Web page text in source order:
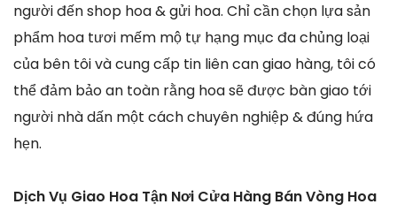
người đến shop hoa & gửi hoa. Chỉ cần chọn lựa sản
phẩm hoa tươi mếm mộ tự hạng mục đa chủng loại
của bên tôi và cung cấp tin liên can giao hàng, tôi có
thể đảm bảo an toàn rằng hoa sẽ được bàn giao tới
người nhà dấn một cách chuyên nghiệp & đúng hứa
hẹn.
Dịch Vụ Giao Hoa Tận Nơi Cửa Hàng Bán Vòng Hoa